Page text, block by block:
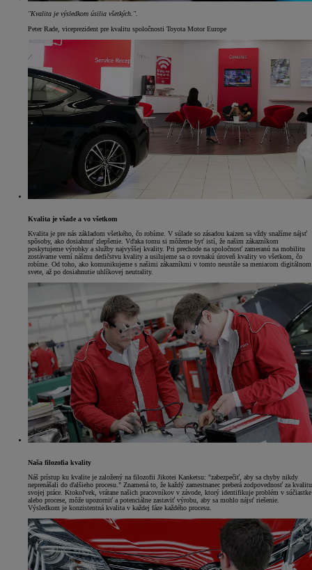
"Kvalita je výsledkom úsilia všetkých.".
Peter Rade, viceprezident pre kvalitu spoločnosti Toyota Motor Europe
Kvalita je všade a vo všetkom
Kvalita je pre nás základom všetkého, čo robíme. V súlade so zásadou kaizen sa vždy snažíme nájsť
spôsoby, ako dosiahnuť zlepšenie. Vďaka tomu si môžeme byť istí, že našim zákazníkom
poskytujeme výrobky a služby najvyššej kvality. Pri prechode na spoločnosť zameranú na mobilitu
zostávame verní nášmu dedičstvu kvality a usilujeme sa o rovnakú úroveň kvality vo všetkom, čo
robíme. Od toho, ako komunikujeme s našimi zákazníkmi v tomto neustále sa meniacom digitálnom
svete, až po dosiahnutie uhlíkovej neutrality.
Naša filozofia kvality
Náš prístup ku kvalite je založený na filozofii Jikotei Kanketsu: "zabezpečiť, aby sa chyby nikdy
neprenášali do ďalšieho procesu." Znamená to, že každý zamestnanec preberá zodpovednosť za kvalitu
svojej práce. Ktokoľvek, vrátane našich pracovníkov v závode, ktorý identifikuje problém v súčiastke
alebo procese, môže upozorniť a potenciálne zastaviť výrobu, aby sa mohlo nájsť riešenie.
Výsledkom je konzistentná kvalita v každej fáze každého procesu.